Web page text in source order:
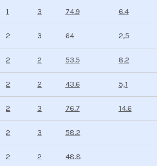
1 3 74.9 6.4
2 3 64 2,5
2 2 53.5 8.2
2 2 43.6 5,1
2 3 76.7 14.6
2 3 58.2
2 2 48.8